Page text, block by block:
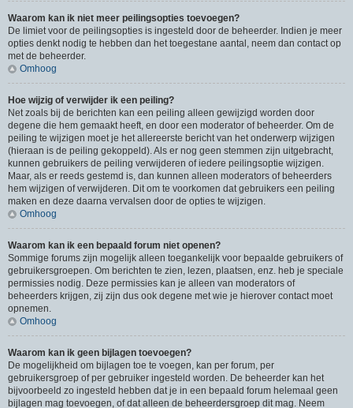
Waarom kan ik niet meer peilingsopties toevoegen?
De limiet voor de peilingsopties is ingesteld door de beheerder. Indien je meer
opties denkt nodig te hebben dan het toegestane aantal, neem dan contact op
met de beheerder.
Omhoog
Hoe wijzig of verwijder ik een peiling?
Net zoals bij de berichten kan een peiling alleen gewijzigd worden door
degene die hem gemaakt heeft, en door een moderator of beheerder. Om de
peiling te wijzigen moet je het allereerste bericht van het onderwerp wijzigen
(hieraan is de peiling gekoppeld). Als er nog geen stemmen zijn uitgebracht,
kunnen gebruikers de peiling verwijderen of iedere peilingsoptie wijzigen.
Maar, als er reeds gestemd is, dan kunnen alleen moderators of beheerders
hem wijzigen of verwijderen. Dit om te voorkomen dat gebruikers een peiling
maken en deze daarna vervalsen door de opties te wijzigen.
Omhoog
Waarom kan ik een bepaald forum niet openen?
Sommige forums zijn mogelijk alleen toegankelijk voor bepaalde gebruikers of
gebruikersgroepen. Om berichten te zien, lezen, plaatsen, enz. heb je speciale
permissies nodig. Deze permissies kan je alleen van moderators of
beheerders krijgen, zij zijn dus ook degene met wie je hierover contact moet
opnemen.
Omhoog
Waarom kan ik geen bijlagen toevoegen?
De mogelijkheid om bijlagen toe te voegen, kan per forum, per
gebruikersgroep of per gebruiker ingesteld worden. De beheerder kan het
bijvoorbeeld zo ingesteld hebben dat je in een bepaald forum helemaal geen
bijlagen mag toevoegen, of dat alleen de beheerdersgroep dit mag. Neem